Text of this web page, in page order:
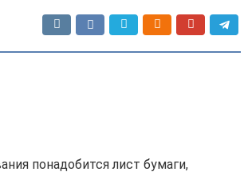
понадобится лист бумаги,